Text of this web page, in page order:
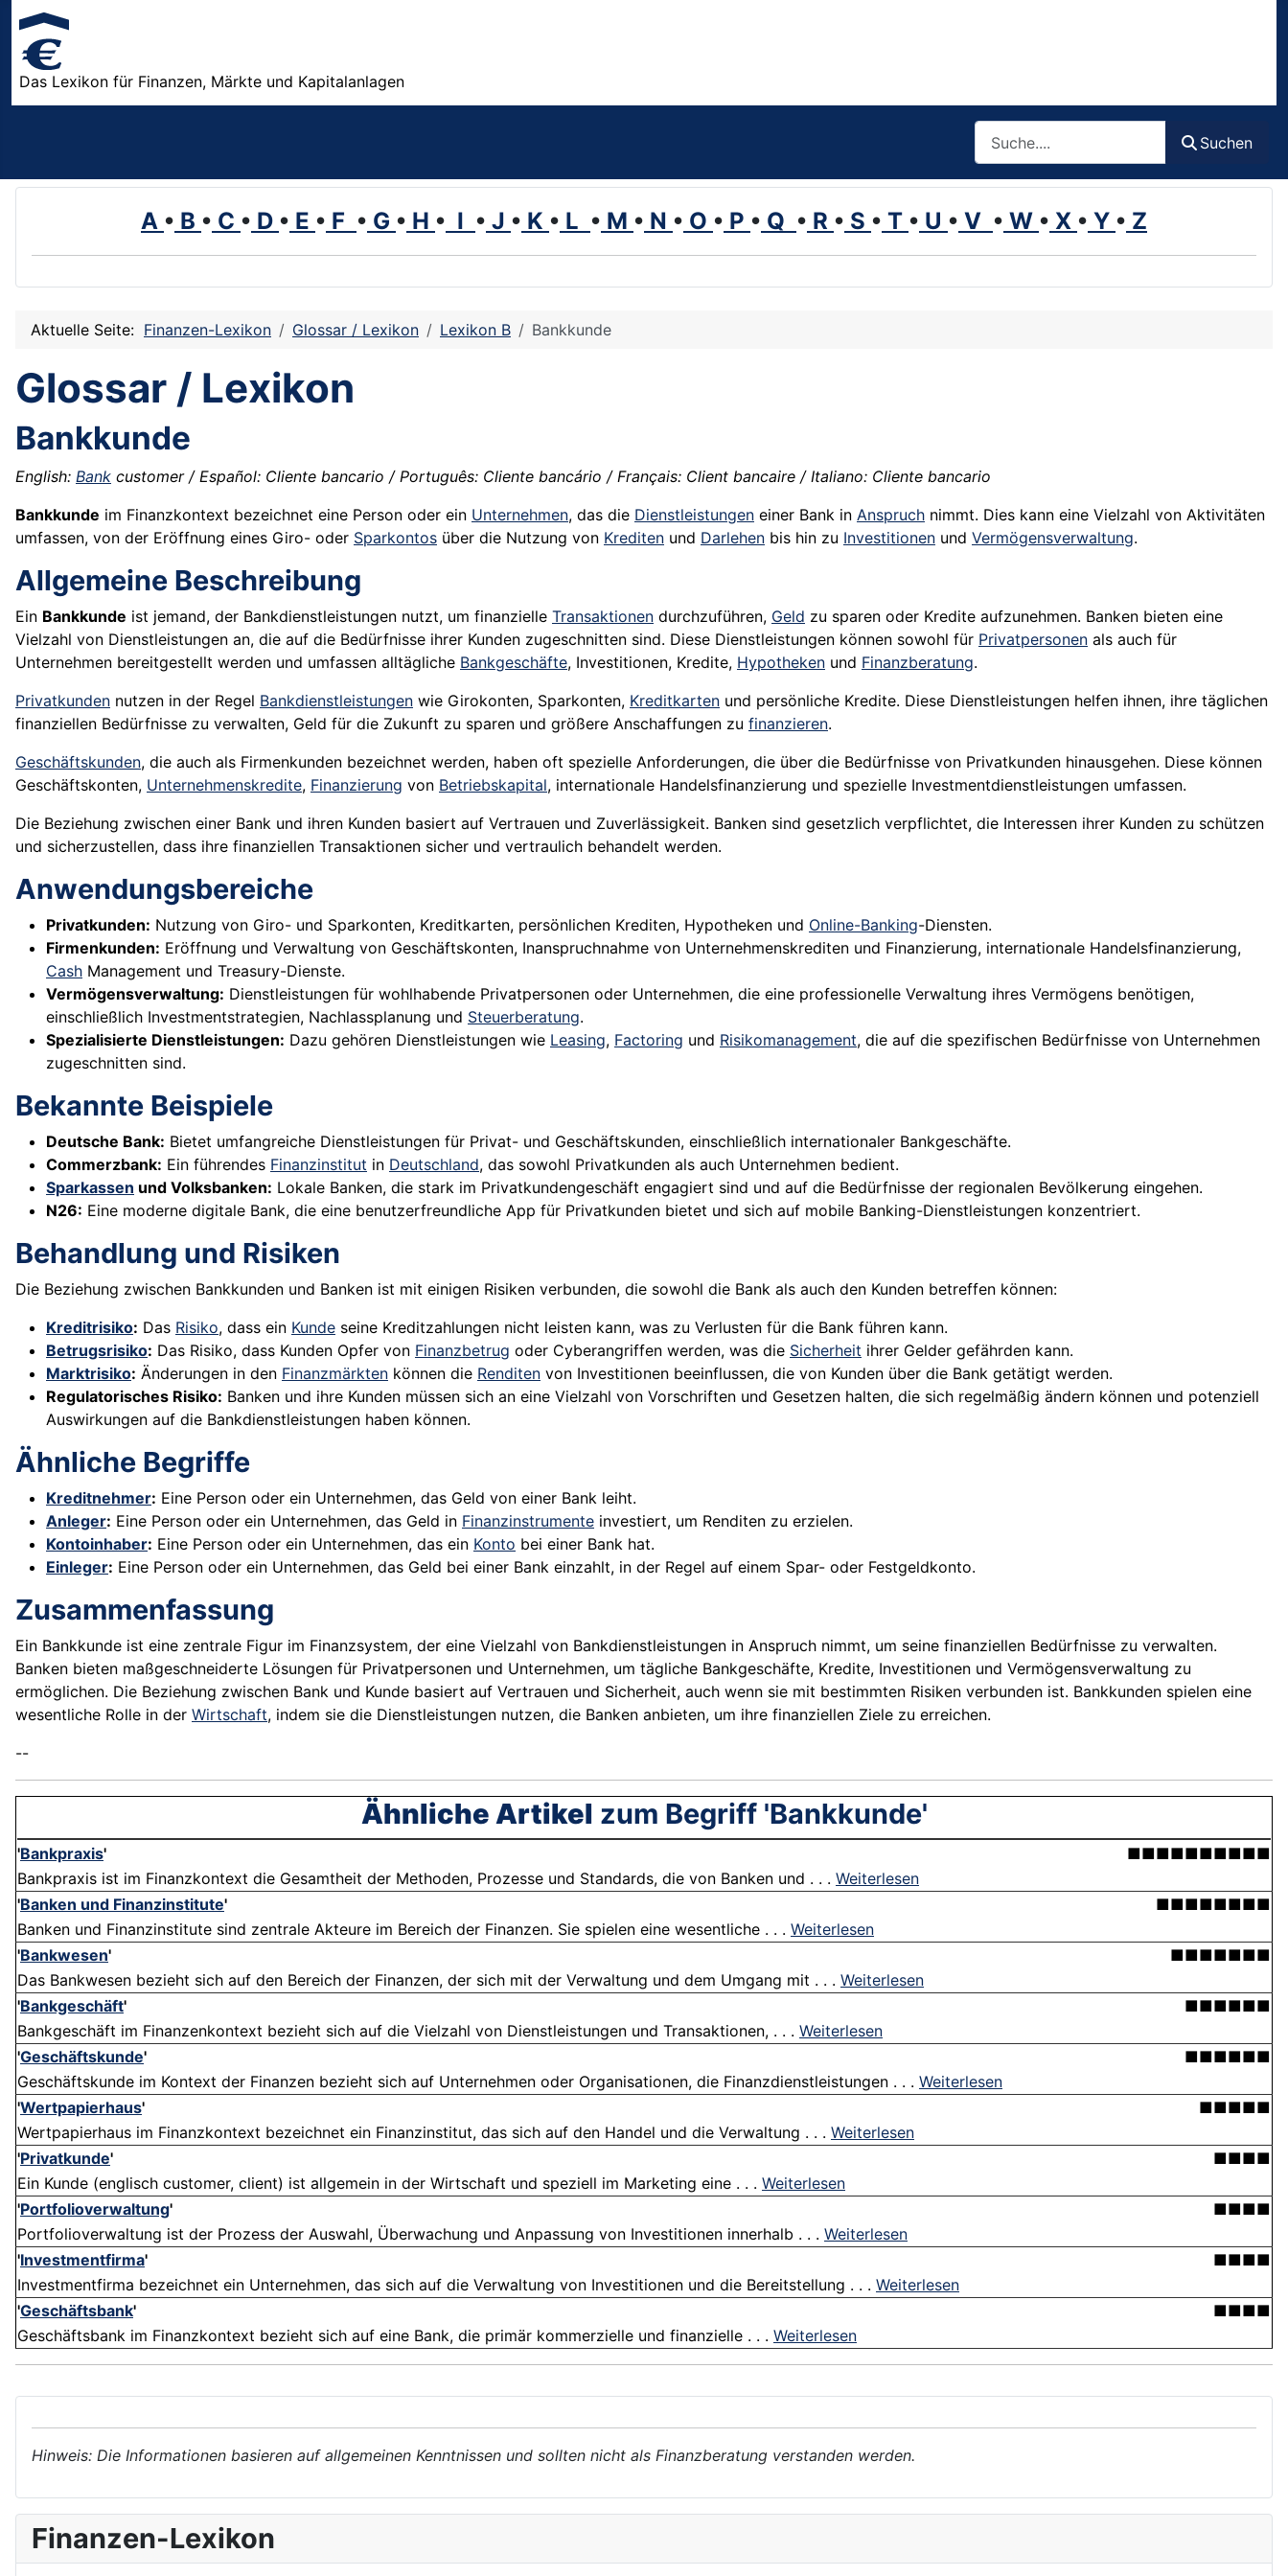
Das Lexikon für Finanzen, Märkte und Kapitalanlagen
Suchen
A • B • C • D • E • F • G • H • I • J • K • L • M • N • O • P • Q • R • S • T • U • V • W • X • Y • Z
Aktuelle Seite: Finanzen-Lexikon Glossar / Lexikon Lexikon B Bankkunde
Glossar / Lexikon
Bankkunde
English: Bank customer / Español: Cliente bancario / Português: Cliente bancário / Français: Client bancaire / Italiano: Cliente bancario
Bankkunde im Finanzkontext bezeichnet eine Person oder ein Unternehmen, das die Dienstleistungen einer Bank in Anspruch nimmt. Dies kann eine Vielzahl von Aktivitäten
umfassen, von der Eröffnung eines Giro- oder Sparkontos über die Nutzung von Krediten und Darlehen bis hin zu Investitionen und Vermögensverwaltung.
Allgemeine Beschreibung
Ein Bankkunde ist jemand, der Bankdienstleistungen nutzt, um finanzielle Transaktionen durchzuführen, Geld zu sparen oder Kredite aufzunehmen. Banken bieten eine
Vielzahl von Dienstleistungen an, die auf die Bedürfnisse ihrer Kunden zugeschnitten sind. Diese Dienstleistungen können sowohl für Privatpersonen als auch für
Unternehmen bereitgestellt werden und umfassen alltägliche Bankgeschäfte, Investitionen, Kredite, Hypotheken und Finanzberatung.
Privatkunden nutzen in der Regel Bankdienstleistungen wie Girokonten, Sparkonten, Kreditkarten und persönliche Kredite. Diese Dienstleistungen helfen ihnen, ihre täglichen
finanziellen Bedürfnisse zu verwalten, Geld für die Zukunft zu sparen und größere Anschaffungen zu finanzieren.
Geschäftskunden, die auch als Firmenkunden bezeichnet werden, haben oft spezielle Anforderungen, die über die Bedürfnisse von Privatkunden hinausgehen. Diese können
Geschäftskonten, Unternehmenskredite, Finanzierung von Betriebskapital, internationale Handelsfinanzierung und spezielle Investmentdienstleistungen umfassen.
Die Beziehung zwischen einer Bank und ihren Kunden basiert auf Vertrauen und Zuverlässigkeit. Banken sind gesetzlich verpflichtet, die Interessen ihrer Kunden zu schützen
und sicherzustellen, dass ihre finanziellen Transaktionen sicher und vertraulich behandelt werden.
Anwendungsbereiche
Privatkunden: Nutzung von Giro- und Sparkonten, Kreditkarten, persönlichen Krediten, Hypotheken und Online-Banking-Diensten.
Firmenkunden: Eröffnung und Verwaltung von Geschäftskonten, Inanspruchnahme von Unternehmenskrediten und Finanzierung, internationale Handelsfinanzierung,
Cash Management und Treasury-Dienste.
Vermögensverwaltung: Dienstleistungen für wohlhabende Privatpersonen oder Unternehmen, die eine professionelle Verwaltung ihres Vermögens benötigen,
einschließlich Investmentstrategien, Nachlassplanung und Steuerberatung.
Spezialisierte Dienstleistungen: Dazu gehören Dienstleistungen wie Leasing, Factoring und Risikomanagement, die auf die spezifischen Bedürfnisse von Unternehmen
zugeschnitten sind.
Bekannte Beispiele
Deutsche Bank: Bietet umfangreiche Dienstleistungen für Privat- und Geschäftskunden, einschließlich internationaler Bankgeschäfte.
Commerzbank: Ein führendes Finanzinstitut in Deutschland, das sowohl Privatkunden als auch Unternehmen bedient.
Sparkassen und Volksbanken: Lokale Banken, die stark im Privatkundengeschäft engagiert sind und auf die Bedürfnisse der regionalen Bevölkerung eingehen.
N26: Eine moderne digitale Bank, die eine benutzerfreundliche App für Privatkunden bietet und sich auf mobile Banking-Dienstleistungen konzentriert.
Behandlung und Risiken
Die Beziehung zwischen Bankkunden und Banken ist mit einigen Risiken verbunden, die sowohl die Bank als auch den Kunden betreffen können:
Kreditrisiko: Das Risiko, dass ein Kunde seine Kreditzahlungen nicht leisten kann, was zu Verlusten für die Bank führen kann.
Betrugsrisiko: Das Risiko, dass Kunden Opfer von Finanzbetrug oder Cyberangriffen werden, was die Sicherheit ihrer Gelder gefährden kann.
Marktrisiko: Änderungen in den Finanzmärkten können die Renditen von Investitionen beeinflussen, die von Kunden über die Bank getätigt werden.
Regulatorisches Risiko: Banken und ihre Kunden müssen sich an eine Vielzahl von Vorschriften und Gesetzen halten, die sich regelmäßig ändern können und potenziell
Auswirkungen auf die Bankdienstleistungen haben können.
Ähnliche Begriffe
Kreditnehmer: Eine Person oder ein Unternehmen, das Geld von einer Bank leiht.
Anleger: Eine Person oder ein Unternehmen, das Geld in Finanzinstrumente investiert, um Renditen zu erzielen.
Kontoinhaber: Eine Person oder ein Unternehmen, das ein Konto bei einer Bank hat.
Einleger: Eine Person oder ein Unternehmen, das Geld bei einer Bank einzahlt, in der Regel auf einem Spar- oder Festgeldkonto.
Zusammenfassung
Ein Bankkunde ist eine zentrale Figur im Finanzsystem, der eine Vielzahl von Bankdienstleistungen in Anspruch nimmt, um seine finanziellen Bedürfnisse zu verwalten.
Banken bieten maßgeschneiderte Lösungen für Privatpersonen und Unternehmen, um tägliche Bankgeschäfte, Kredite, Investitionen und Vermögensverwaltung zu
ermöglichen. Die Beziehung zwischen Bank und Kunde basiert auf Vertrauen und Sicherheit, auch wenn sie mit bestimmten Risiken verbunden ist. Bankkunden spielen eine
wesentliche Rolle in der Wirtschaft, indem sie die Dienstleistungen nutzen, die Banken anbieten, um ihre finanziellen Ziele zu erreichen.
--
Ähnliche Artikel zum Begriff 'Bankkunde'
'Bankpraxis'
■■■■■■■■■■
Bankpraxis ist im Finanzkontext die Gesamtheit der Methoden, Prozesse und Standards, die von Banken und . . . Weiterlesen
'Banken und Finanzinstitute'
■■■■■■■■
Banken und Finanzinstitute sind zentrale Akteure im Bereich der Finanzen. Sie spielen eine wesentliche . . . Weiterlesen
'Bankwesen'
■■■■■■■
Das Bankwesen bezieht sich auf den Bereich der Finanzen, der sich mit der Verwaltung und dem Umgang mit . . . Weiterlesen
'Bankgeschäft'
■■■■■■
Bankgeschäft im Finanzenkontext bezieht sich auf die Vielzahl von Dienstleistungen und Transaktionen, . . . Weiterlesen
'Geschäftskunde'
■■■■■■
Geschäftskunde im Kontext der Finanzen bezieht sich auf Unternehmen oder Organisationen, die Finanzdienstleistungen . . . Weiterlesen
'Wertpapierhaus'
■■■■■
Wertpapierhaus im Finanzkontext bezeichnet ein Finanzinstitut, das sich auf den Handel und die Verwaltung . . . Weiterlesen
'Privatkunde'
■■■■
Ein Kunde (englisch customer, client) ist allgemein in der Wirtschaft und speziell im Marketing eine . . . Weiterlesen
'Portfolioverwaltung'
■■■■
Portfolioverwaltung ist der Prozess der Auswahl, Überwachung und Anpassung von Investitionen innerhalb . . . Weiterlesen
'Investmentfirma'
■■■■
Investmentfirma bezeichnet ein Unternehmen, das sich auf die Verwaltung von Investitionen und die Bereitstellung . . . Weiterlesen
'Geschäftsbank'
■■■■
Geschäftsbank im Finanzkontext bezieht sich auf eine Bank, die primär kommerzielle und finanzielle . . . Weiterlesen
Hinweis: Die Informationen basieren auf allgemeinen Kenntnissen und sollten nicht als Finanzberatung verstanden werden.
Finanzen-Lexikon